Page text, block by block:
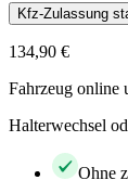
Kfz-Zulassung
134,90 €
Fahrzeug online
Halterwechsel
Ohne